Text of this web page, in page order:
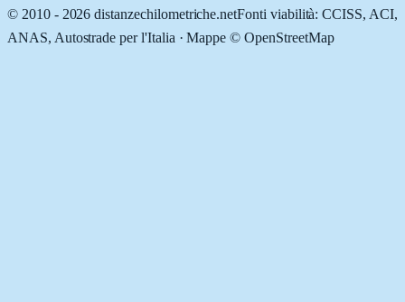
© 2010 - 2026 distanzechilometriche.netFonti viabilità: CCISS, ACI,
ANAS, Autostrade per l'Italia · Mappe © OpenStreetMap